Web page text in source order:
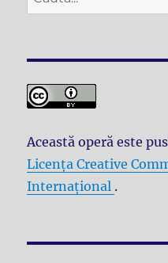
după:
Această operă este
Licenţa Creative
Internațional .